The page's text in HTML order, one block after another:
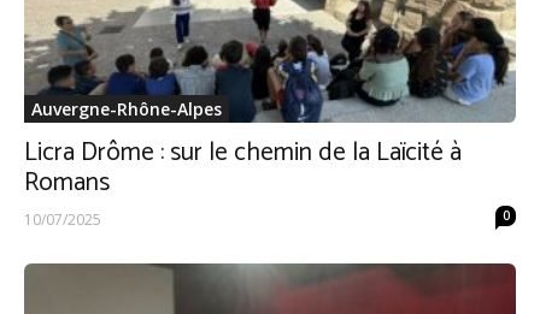
Auvergne-Rhône-Alpes
Licra Drôme : sur le chemin de la Laïcité à
Romans
10/07/2025 0